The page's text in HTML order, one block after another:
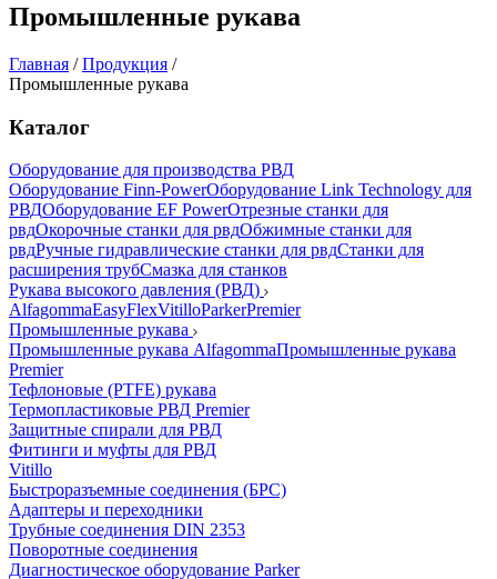
Промышленные рукава
Главная /Продукция /
Промышленные рукава
Каталог
Оборудование для производства РВД
Оборудование Finn-PowerОборудование Link Technology для
РВДОборудование EF PowerОтрезные станки для
рвдОкорочные станки для рвдОбжимные станки для
рвдРучные гидравлические станки для рвдСтанки для
расширения трубСмазка для станков
Рукава высокого давления (РВД)
AlfagommaEasyFlexVitilloParkerPremier
Промышленные рукава
Промышленные рукава AlfagommaПромышленные рукава
Premier
Тефлоновые (PTFE) рукава
Термопластиковые РВД Premier
Защитные спирали для РВД
Фитинги и муфты для РВД
Vitillo
Быстроразъемные соединения (БРС)
Адаптеры и переходники
Трубные соединения DIN 2353
Поворотные соединения
Диагностическое оборудование Parker